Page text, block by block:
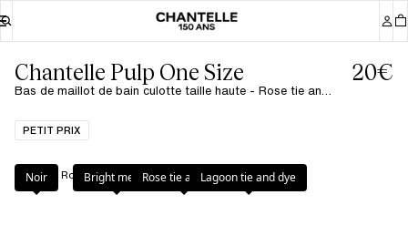
Chantelle Pulp One Size
Bas de maillot de bain culotte taille haute - Rose tie and dye
20€
PETIT PRIX
Couleur Rose tie and dye
Noir Bright melonRose tie and dyeLagoon tie and dye